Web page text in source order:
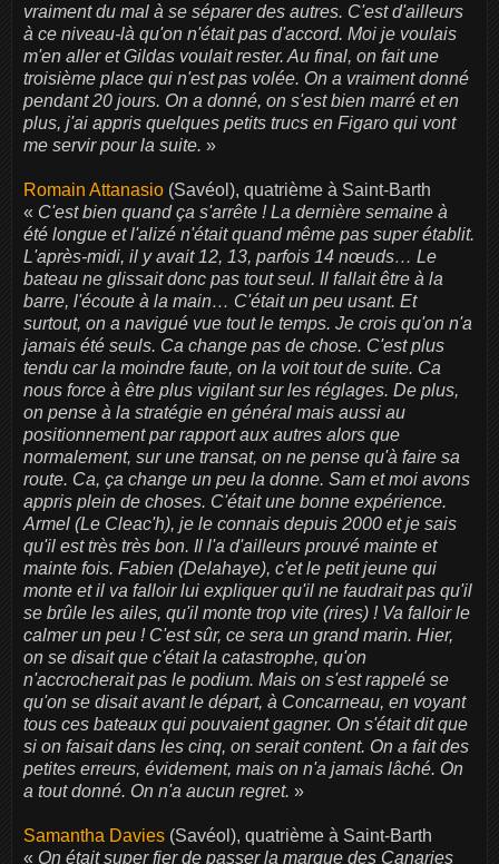
vraiment du mal à se séparer des autres. C'est d'ailleurs
à ce niveau-là qu'on n'était pas d'accord. Moi je voulais
m'en aller et Gildas voulait rester. Au final, on fait une
troisième place qui n'est pas volée. On a vraiment donné
pendant 20 jours. On a donné, on s'est bien marré et en
plus, j'ai appris quelques petits trucs en Figaro qui vont
me servir pour la suite. »
Romain Attanasio (Savéol), quatrième à Saint-Barth
« C'est bien quand ça s'arrête ! La dernière semaine à
été longue et l'alizé n'était quand même pas super établit.
L'après-midi, il y avait 12, 13, parfois 14 nœuds… Le
bateau ne glissait donc pas tout seul. Il fallait être à la
barre, l'écoute à la main… C'était un peu usant. Et
surtout, on a navigué vue tout le temps. Je crois qu'on n'a
jamais été seuls. Ca change pas de chose. C'est plus
tendu car la moindre faute, on la voit tout de suite. Ca
nous force à être plus vigilant sur les réglages. De plus,
on pense à la stratégie en général mais aussi au
positionnement par rapport aux autres alors que
normalement, sur une transat, on ne pense qu'à faire sa
route. Ca, ça change un peu la donne. Sam et moi avons
appris plein de choses. C'était une bonne expérience.
Armel (Le Cleac'h), je le connais depuis 2000 et je sais
qu'il est très très bon. Il l'a d'ailleurs prouvé mainte et
mainte fois. Fabien (Delahaye), c'et le petit jeune qui
monte et il va falloir lui expliquer qu'il ne faudrait pas qu'il
se brûle les ailes, qu'il monte trop vite (rires) ! Va falloir le
calmer un peu ! C'est sûr, ce sera un grand marin. Hier,
on se disait que c'était la catastrophe, qu'on
n'accrocherait pas le podium. Mais on s'est rappelé se
qu'on se disait avant le départ, à Concarneau, en voyant
tous ces bateaux qui pouvaient gagner. On s'était dit que
si on faisait dans les cinq, on serait content. On a fait des
petites erreurs, évidement, mais on n'a jamais lâché. On
a tout donné. On n'a aucun regret. »
Samantha Davies (Savéol), quatrième à Saint-Barth
« On était super fier de passer la marque des Canaries